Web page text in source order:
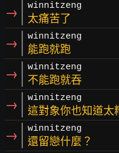
→ winnitzeng
太痛苦了
→ winnitzeng
能跑就跑
→ winnitzeng
不能跑就吞
→ winnitzeng
這對象你也知道太
→ winnitzeng
還留戀什麼？